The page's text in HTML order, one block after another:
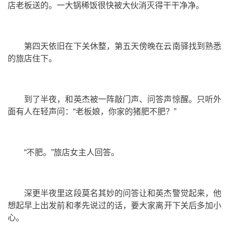
店老板送的。一大锅稀饭很快被大伙消灭得干干净净。
第四天依旧在下关休整，第五天傍晚在云南驿找到熟悉
的旅店住下。
到了半夜，和英杰被一阵敲门声、问答声惊醒。只听外
面有人在轻声问：“老板娘，你家的猪肥不肥？”
“不肥。”旅店女主人回答。
深更半夜里这段莫名其妙的问答让和英杰警觉起来，他
想起早上出发前和孝先说过的话，要大家离开下关后多加小
心。